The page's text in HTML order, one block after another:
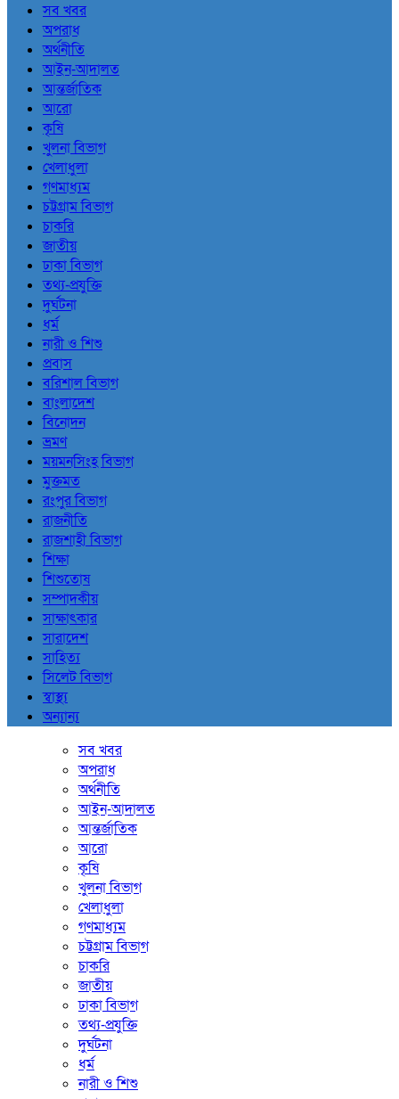
সব খবর
অপরাধ
অর্থনীতি
আইন-আদালত
আন্তর্জাতিক
আরো
কৃষি
খুলনা বিভাগ
খেলাধুলা
গণমাধ্যম
চট্টগ্রাম বিভাগ
চাকরি
জাতীয়
ঢাকা বিভাগ
তথ্য-প্রযুক্তি
দুর্ঘটনা
ধর্ম
নারী ও শিশু
প্রবাস
বরিশাল বিভাগ
বাংলাদেশ
বিনোদন
ভ্রমণ
ময়মনসিংহ বিভাগ
মুক্তমত
রংপুর বিভাগ
রাজনীতি
রাজশাহী বিভাগ
শিক্ষা
শিশুতোষ
সম্পাদকীয়
সাক্ষাৎকার
সারাদেশ
সাহিত্য
সিলেট বিভাগ
স্বাস্থ্য
অন্যান্য
সব খবর
অপরাধ
অর্থনীতি
আইন-আদালত
আন্তর্জাতিক
আরো
কৃষি
খুলনা বিভাগ
খেলাধুলা
গণমাধ্যম
চট্টগ্রাম বিভাগ
চাকরি
জাতীয়
ঢাকা বিভাগ
তথ্য-প্রযুক্তি
দুর্ঘটনা
ধর্ম
নারী ও শিশু